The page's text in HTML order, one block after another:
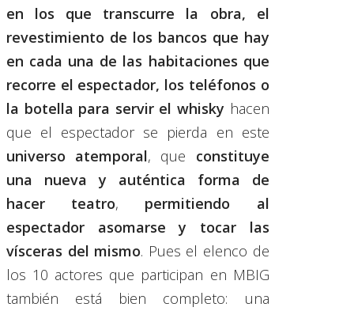
en los que transcurre la obra, el
revestimiento de los bancos que hay
en cada una de las habitaciones que
recorre el espectador, los teléfonos o
la botella para servir el whisky hacen
que el espectador se pierda en este
universo atemporal, que constituye
una nueva y auténtica forma de
hacer teatro, permitiendo al
espectador asomarse y tocar las
vísceras del mismo. Pues el elenco de
los 10 actores que participan en MBIG
también está bien completo: una